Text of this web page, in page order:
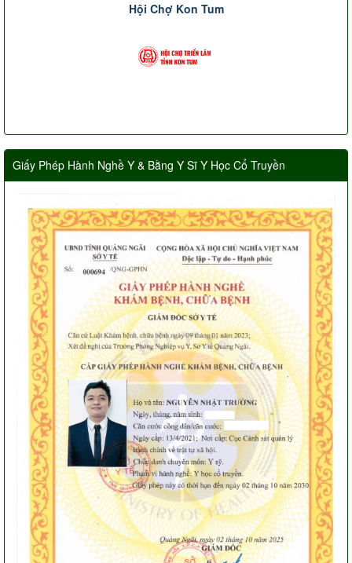
Hội Chợ Kon Tum
Giấy Phép Hành Nghề Y & Bằng Y Sĩ Y Học Cổ Truyền